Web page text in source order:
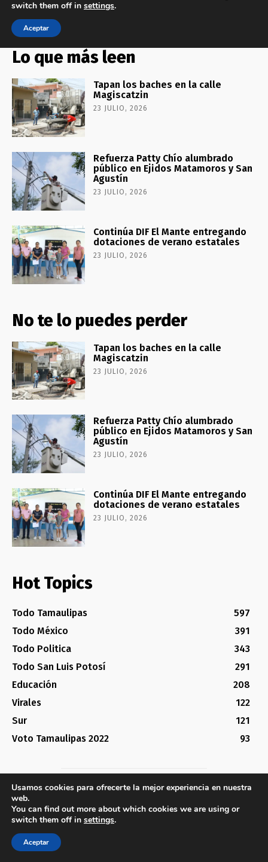
Lo que más leen
Tapan los baches en la calle
Magiscatzin
23 JULIO, 2026
Refuerza Patty Chío alumbrado
público en Ejidos Matamoros y San
Agustín
23 JULIO, 2026
Continúa DIF El Mante entregando
dotaciones de verano estatales
23 JULIO, 2026
No te lo puedes perder
Tapan los baches en la calle
Magiscatzin
23 JULIO, 2026
Refuerza Patty Chío alumbrado
público en Ejidos Matamoros y San
Agustín
23 JULIO, 2026
Continúa DIF El Mante entregando
dotaciones de verano estatales
23 JULIO, 2026
Hot Topics
Todo Tamaulipas
597
Todo México
391
Todo Politica
343
Todo San Luis Potosí
291
Educación
208
Virales
122
Sur
121
Voto Tamaulipas 2022
93
TodoTamaulipas
NUESTRO ESTADO ES CHINGON, HAGAMOSLO SABER AL MUNDO
De que trata nuestro Portal
Usamos cookies para ofrecerte la mejor experiencia en nuestra
web.
You can find out more about which cookies we are using or
switch them off in settings.
Aceptar